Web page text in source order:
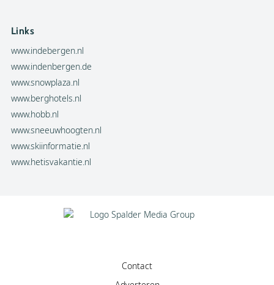
Links
www.indebergen.nl
www.indenbergen.de
www.snowplaza.nl
www.berghotels.nl
www.hobb.nl
www.sneeuwhoogten.nl
www.skiinformatie.nl
www.hetisvakantie.nl
Contact